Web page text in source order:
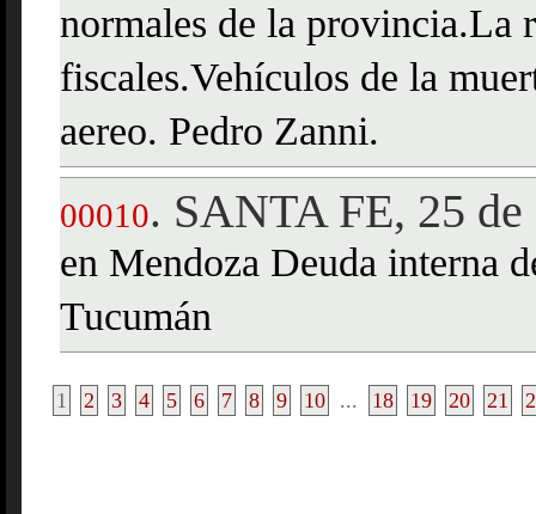
normales de la provincia.La
fiscales.Vehículos de la
aereo. Pedro Zanni.
00010. SANTA FE, 25
en Mendoza Deuda interna
Tucumán
1 2 3 4 5 6 7 8 9 10 ... 18 19 20 21